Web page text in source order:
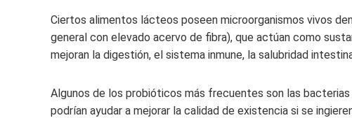
Ciertos alimentos lácteos poseen microorganismos vivos
general con elevado acervo de fibra), que actúan como
mejoran la digestión, el sistema inmune, la salubridad
Algunos de los probióticos más frecuentes son las
podrían ayudar a mejorar la calidad de existencia si se